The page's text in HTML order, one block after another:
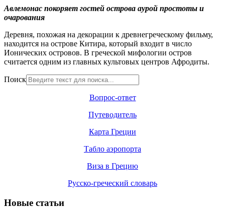
Авлемонас покоряет гостей острова аурой простоты и
очарования
Деревня, похожая на декорации к древнегреческому фильму,
находится на острове Китира, который входит в число
Ионических островов. В греческой мифологии остров
считается одним из главных культовых центров Афродиты.
Поиск
Вопрос-ответ
Путеводитель
Карта Греции
Табло аэропорта
Виза в Грецию
Русско-греческий словарь
Новые статьи